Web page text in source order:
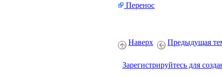
Перенос
Наверх Предыдущая
Зарегистрируйтесь для